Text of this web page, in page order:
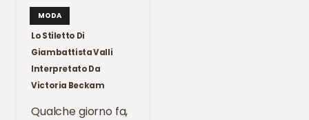
MODA
Lo Stiletto Di
Giambattista Valli
Interpretato Da
Victoria Beckam
Qualche giorno fa,